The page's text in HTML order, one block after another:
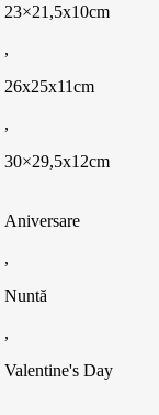
23×21,5x10cm
,
26x25x11cm
,
30×29,5x12cm
Aniversare
,
Nuntă
,
Valentine's Day